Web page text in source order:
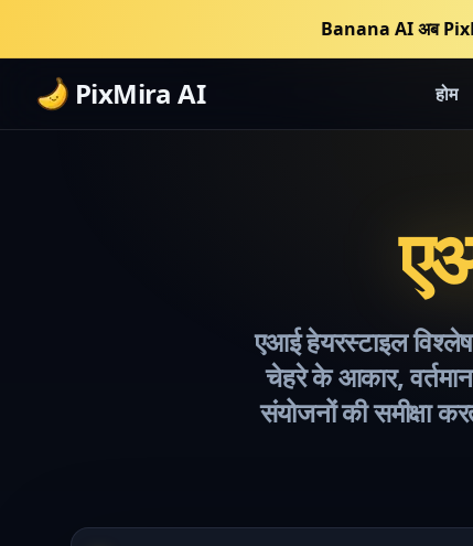
Banana AI अब
PixMira AI होम
एआई हेयरस्टाइल
चेहरे के आकार, वर्तमान
संयोजनों की समीक्षा